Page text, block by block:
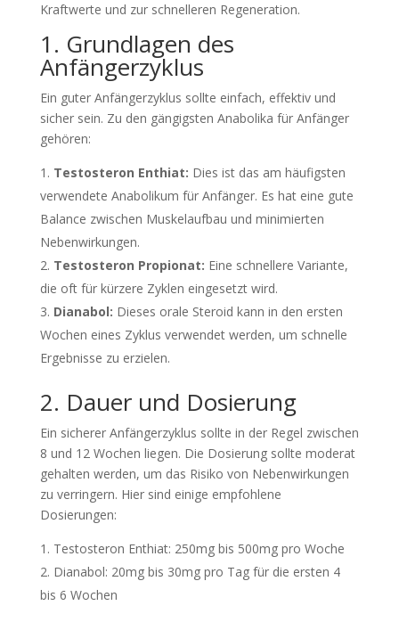
Kraftwerte und zur schnelleren Regeneration.
1. Grundlagen des
Anfängerzyklus
Ein guter Anfängerzyklus sollte einfach, effektiv und
sicher sein. Zu den gängigsten Anabolika für Anfänger
gehören:
Testosteron Enthiat: Dies ist das am häufigsten
verwendete Anabolikum für Anfänger. Es hat eine gute
Balance zwischen Muskelaufbau und minimierten
Nebenwirkungen.
Testosteron Propionat: Eine schnellere Variante,
die oft für kürzere Zyklen eingesetzt wird.
Dianabol: Dieses orale Steroid kann in den ersten
Wochen eines Zyklus verwendet werden, um schnelle
Ergebnisse zu erzielen.
2. Dauer und Dosierung
Ein sicherer Anfängerzyklus sollte in der Regel zwischen
8 und 12 Wochen liegen. Die Dosierung sollte moderat
gehalten werden, um das Risiko von Nebenwirkungen
zu verringern. Hier sind einige empfohlene
Dosierungen:
Testosteron Enthiat: 250mg bis 500mg pro Woche
Dianabol: 20mg bis 30mg pro Tag für die ersten 4
bis 6 Wochen